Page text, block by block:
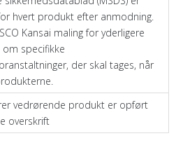
hvert produkt efter anmodning.
Kansai maling for yderligere
specifikke
der skal tages, når
vedrørende produkt er opført
overskrift